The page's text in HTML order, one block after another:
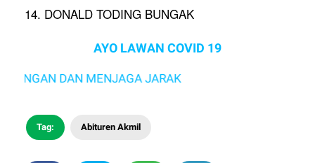
14. DONALD TODING BUNGAK
AYO LAWAN COVID 19
MENJAGA JARAK
Tag: Abituren Akmil